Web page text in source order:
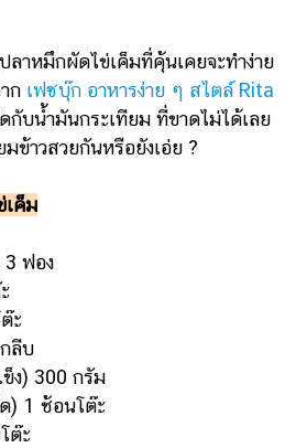
าหมึกผัดไข่เค็มที่คุ้นเคยจะทำง่าย
ก เฟซบุ๊ก อาหารง่าย ๆ สไตล์ Rita
บน้ำมันกระเทียม ที่ขาดไม่ได้เลย
ข้าวสวยกันหรือยังเอ่ย ?
ค็ม
ฟอง
ะ
ลีบ
) 300 กรัม
) 1 ช้อนโต๊ะ
ต๊ะ